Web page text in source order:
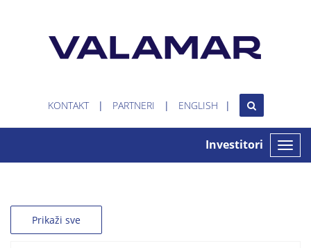
KONTAKT PARTNERI ENGLISH
Toggle
Investitori
Prikaži sve